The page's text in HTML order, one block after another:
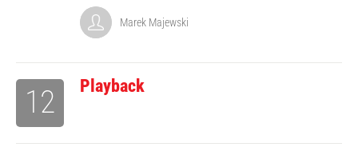
Marek Majewski
Playback
12